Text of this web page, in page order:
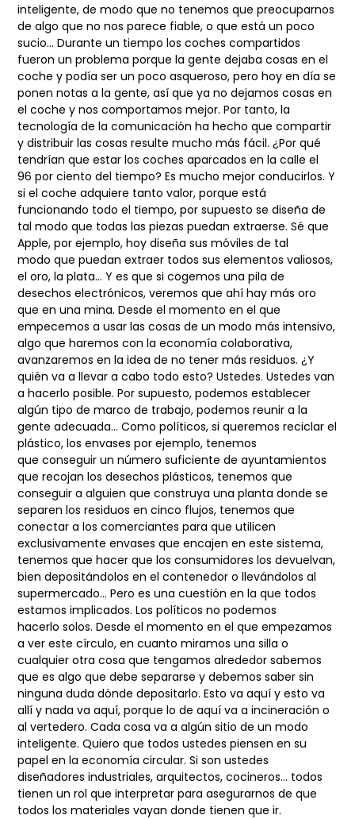
inteligente,de modo que no tenemos que preocuparnos
de algo que no nos parece fiable, o que estáun poco
sucio… Durante un tiempo los coches compartidos
fueron un problema porquela gente dejaba cosas en el
coche y podía ser un poco asqueroso, pero hoy en día se
ponennotas a la gente, así que ya no dejamos cosas en
el coche y nos comportamos mejor. Por tanto, la
tecnología de la comunicación ha hecho que compartir
y distribuir las cosasresulte mucho más fácil. ¿Por qué
tendrían que estar los coches aparcados en la calle el
96por ciento del tiempo? Es mucho mejor conducirlos. Y
si el coche adquiere tanto valor,porque está
funcionando todo el tiempo, por supuesto se diseña de
tal modo que todas laspiezas puedan extraerse. Sé que
Apple, por ejemplo, hoy diseña sus móviles de tal
modoque puedan extraer todos sus elementos valiosos,
el oro, la plata… Y es que si cogemosuna pila de
desechos electrónicos, veremos que ahí hay más oro
que en una mina. Desdeel momento en el que
empecemos a usar las cosas de un modo más intensivo,
algo queharemos con la economía colaborativa,
avanzaremos en la idea de no tener más residuos.¿Y
quién va a llevar a cabo todo esto? Ustedes. Ustedes van
a hacerlo posible. Por supuesto,podemos establecer
algún tipo de marco de trabajo, podemos reunir a la
gente adecuada…Como políticos, si queremos reciclar el
plástico, los envases por ejemplo, tenemos
queconseguir un número suficiente de ayuntamientos
que recojan los desechos plásticos, tenemos que
conseguir a alguien que construya una planta donde se
separen los residuosen cinco flujos, tenemos que
conectar a los comerciantes para que utilicen
exclusivamenteenvases que encajen en este sistema,
tenemos que hacer que los consumidores losdevuelvan,
bien depositándolos en el contenedor o llevándolos al
supermercado… Peroes una cuestión en la que todos
estamos implicados. Los políticos no podemos
hacerlosolos. Desde el momento en el que empezamos
a ver este círculo, en cuanto miramos unasilla o
cualquier otra cosa que tengamos alrededor sabemos
que es algo que debe separarsey debemos saber sin
ninguna duda dónde depositarlo. Esto va aquí y esto va
allí y nada vaaquí, porque lo de aquí va a incineración o
al vertedero. Cada cosa va a algún sitio de unmodo
inteligente. Quiero que todos ustedes piensen en su
papel en la economía circular.Si son ustedes
diseñadores industriales, arquitectos, cocineros… todos
tienen un rol queinterpretar para asegurarnos de que
todos los materiales vayan donde tienen que ir.